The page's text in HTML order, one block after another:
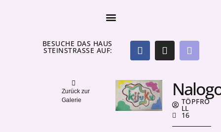
BESUCHE DAS HAUS
STEINSTRASSE AUF:
Zurück zur
Galerie
TÖPFRO
LL
16